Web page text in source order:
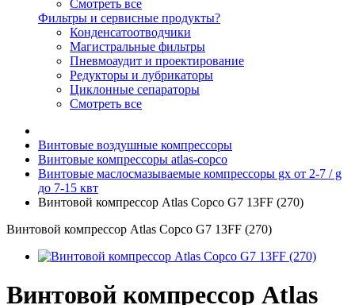
Смотреть все
Фильтры и сервисные продукты?
Конденсатоотводчики
Магистральные фильтры
Пневмоаудит и проектирование
Редукторы и лубрикаторы
Циклонные сепараторы
Смотреть все
Винтовые воздушные компрессоры
Винтовые компрессоры atlas-copco
Винтовые маслосмазываемые компрессоры gx от 2-7 / g
до 7-15 квт
Винтовой компрессор Atlas Copco G7 13FF (270)
Винтовой компрессор Atlas Copco G7 13FF (270)
Винтовой компрессор Atlas